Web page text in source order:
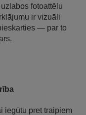
fotoattēlu
ir vizuāli
— par to
iegūtu pret traipiem